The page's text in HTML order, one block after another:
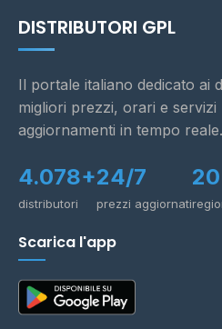
DISTRIBUTORI GPL
Il portale italiano dedicato ai
migliori prezzi, orari e
aggiornamenti in tempo reale.
4.078+
distributori
24/7
prezzi aggiornati
20
Scarica l'app